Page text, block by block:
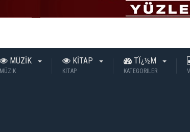
MÜZİK
MÜZİK
KİTAP
KİTAP
TÏ¿½M
KATEGORILER